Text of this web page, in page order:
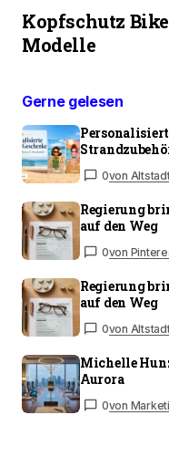
Kopfschutz
Modelle
Gerne gelesen
0von
Regierung
auf den Weg
0von
Regierung
auf den Weg
0von
Michelle
Aurora
0von